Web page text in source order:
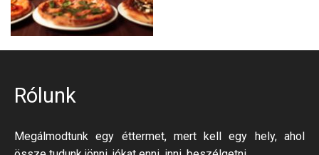
Rólunk
Megálmodtunk egy éttermet, mert kell egy hely, ahol